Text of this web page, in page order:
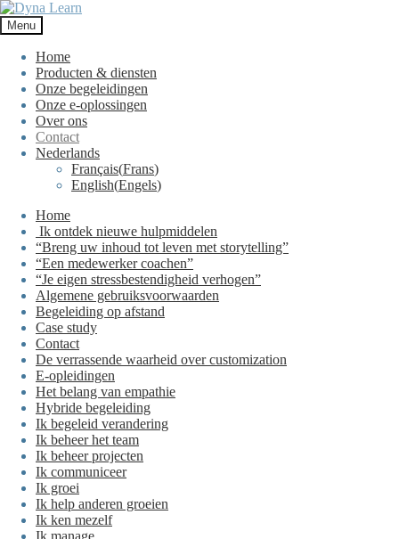
Ga
door
naar
navigatie
Ga
naar
de
inhoud
Menu
Home
Producten & diensten
Onze begeleidingen
Onze e-oplossingen
Over ons
Contact
Nederlands
Français(Frans)
English(Engels)
Home
Ik ontdek nieuwe hulpmiddelen
“Breng uw inhoud tot leven met storytelling”
“Een medewerker coachen”
“Je eigen stressbestendigheid verhogen”
Algemene gebruiksvoorwaarden
Begeleiding op afstand
Case study
Contact
De verrassende waarheid over customization
E-opleidingen
Het belang van empathie
Hybride begeleiding
Ik begeleid verandering
Ik beheer het team
Ik beheer projecten
Ik communiceer
Ik groei
Ik help anderen groeien
Ik ken mezelf
Ik manage